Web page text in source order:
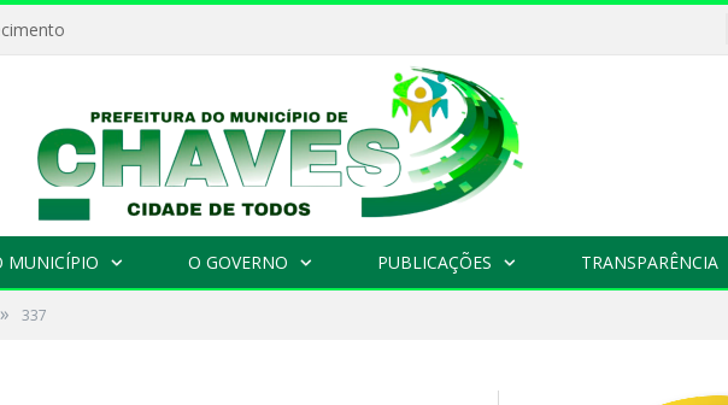
MUNICÍPIO O GOVERNO PUBLICAÇÕES TRANSPARÊNCIA
» 337